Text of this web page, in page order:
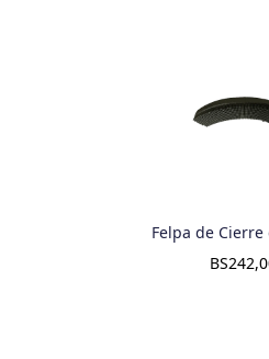
Felpa de Cierre
BS